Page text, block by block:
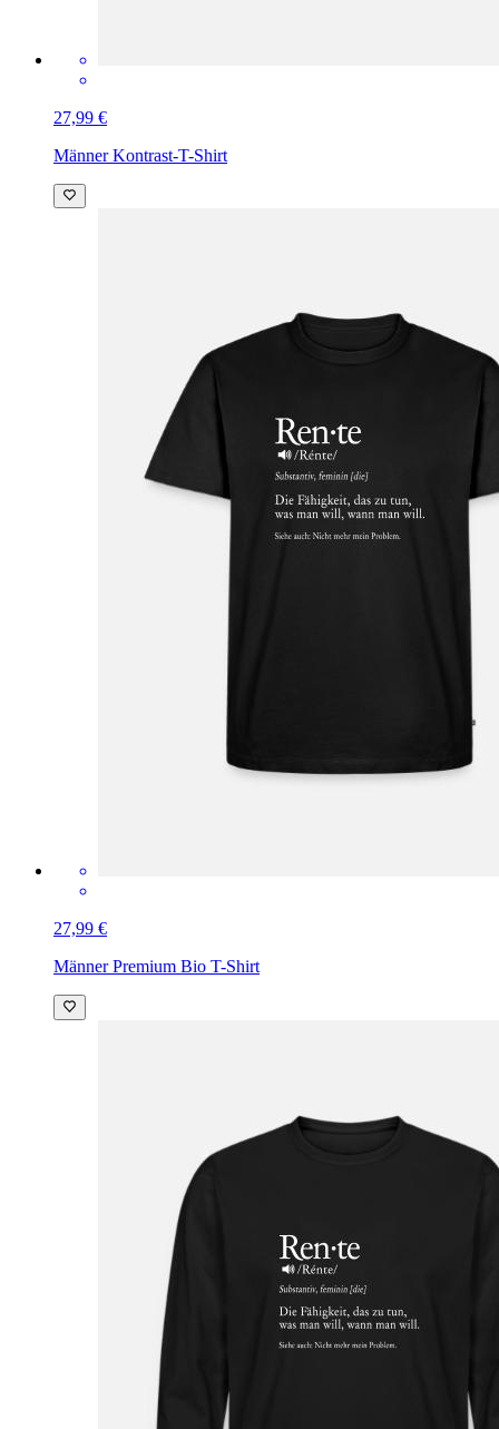
27,99 €
Männer Kontrast-T-Shirt
27,99 €
Männer Premium Bio T-Shirt